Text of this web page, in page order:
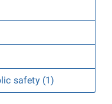
safety (1)